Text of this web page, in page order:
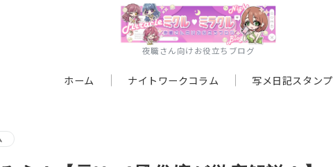
夜職さん向けお役立ちブログ
ホーム ナイトワークコラム 写メ日記スタンプ